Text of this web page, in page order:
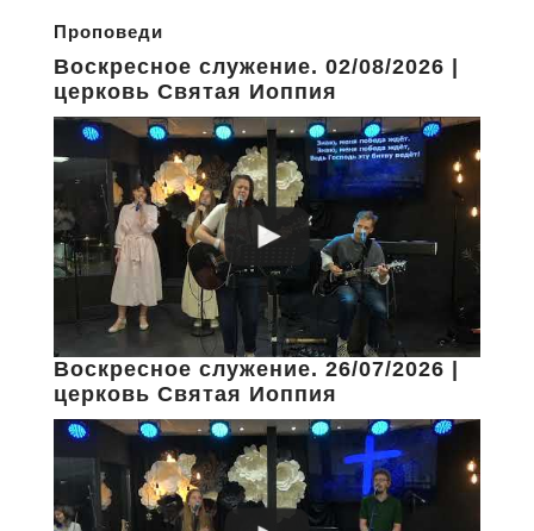
Проповеди
Воскресное служение. 02/08/2026 |
церковь Святая Иоппия
Воскресное служение. 26/07/2026 |
церковь Святая Иоппия